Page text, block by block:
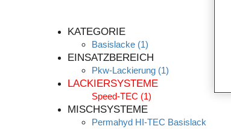
KATEGORIE
Basislacke (1)
EINSATZBEREICH
Pkw-Lackierung (1)
LACKIERSYSTEME
Speed-TEC (1)
MISCHSYSTEME
Permahyd HI-TEC Basislack